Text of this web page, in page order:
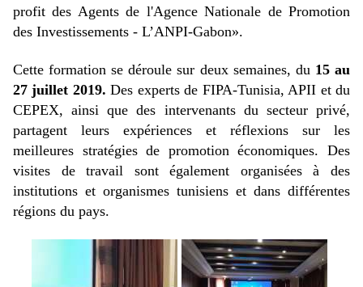
profit des Agents de l'Agence Nationale de Promotion
des Investissements - L’ANPI-Gabon».
Cette formation se déroule sur deux semaines, du 15 au
27 juillet 2019. Des experts de FIPA-Tunisia, APII et du
CEPEX, ainsi que des intervenants du secteur privé,
partagent leurs expériences et réflexions sur les
meilleures stratégies de promotion économiques. Des
visites de travail sont également organisées à des
institutions et organismes tunisiens et dans différentes
régions du pays.